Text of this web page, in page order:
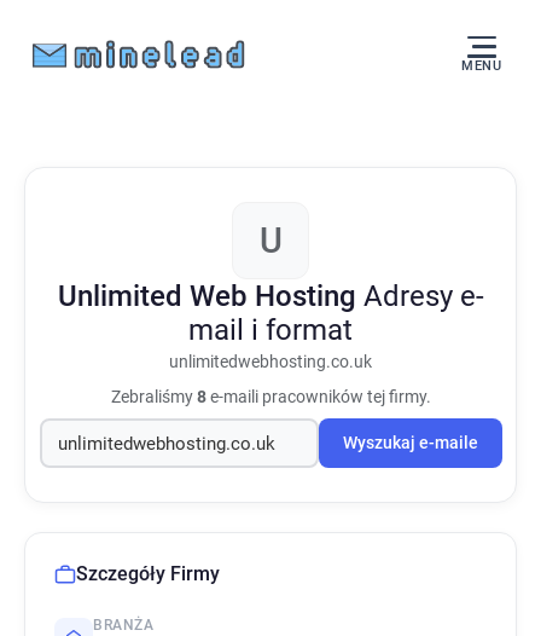
MENU
U
Unlimited Web Hosting Adresy e-
mail i format
unlimitedwebhosting.co.uk
Zebraliśmy8e-maili pracowników tej firmy.
Wyszukaj e-maile
Szczegóły Firmy
BRANŻA